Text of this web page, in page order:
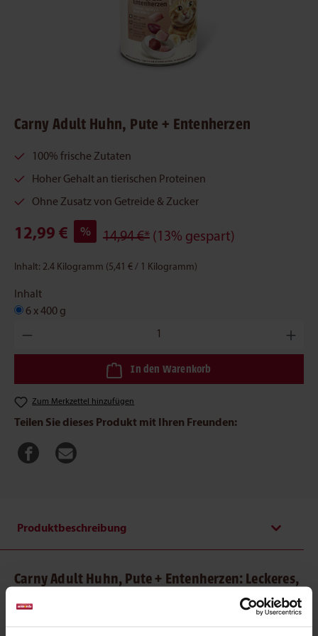
Carny Adult Huhn, Pute + Entenherzen
100% frische Zutaten
Hoher Gehalt an tierischen Proteinen
Ohne Zusatz von Getreide & Zucker
12,99 € % 14,94 €* (13% gespart)
Inhalt: 2.4 Kilogramm (5,41 € / 1 Kilogramm)
Inhalt
6 x 400 g
Produkt Anzahl: Gib den gewünschten Wert ein oder benutze
In den Warenkorb
Zum Merkzettel hinzufügen
Teilen Sie dieses Produkt mit Ihren Freunden:
Produktbeschreibung
Carny Adult Huhn, Pute + Entenherzen: Leckeres,
fleischiges Katzenfutter